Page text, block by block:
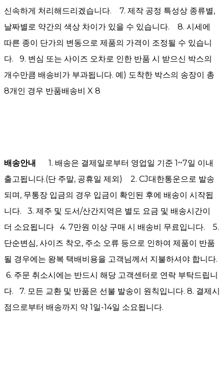
신속하게 처리해드리겠습니다. 7. 제작 공정 특성상 종류별,
날짜별로 약간의 색상 차이가 있을 수 있습니다. 8. 시세에
따른 종이 단가의 변동으로 제품의 가격이 조정될 수 있습니
다. 9. 변심 또는 사이즈 오차로 인한 반품 시 받으신 박스의
개수만큼 배송비가 부과됩니다. 예) 도착한 박스의 송장이 총
8개인 경우 반품배송비 X 8
배송안내 1. 배송은 결제일로부터 영업일 기준 1~7일 이내
출고됩니다.(단 주말, 공휴일 제외) 2. CJ대한통운으로 발송
되며, 무통장 입금의 경우 입금이 확인된 후에 배송이 시작됩
니다. 3. 제주 및 도서/산간지역은 별도 요금 및 배송시간이
더 소요됩니다 4. 7만원 이상 구매 시 배송비 무료입니다. 5.
단순변심, 사이즈 착오, 주소 오류 등으로 인하여 제품이 반품
될 경우에는 왕복 택배비용을 고객님께서 지불하셔야 합니다.
6. 주문 취소시에는 반드시 해당 고객센터로 연락 부탁드립니
다. 7. 모든 교환 및 반품은 선불 발송이 원칙입니다. 8. 결제시
점으로부터 배송까지 약 1일-14일 소요됩니다.